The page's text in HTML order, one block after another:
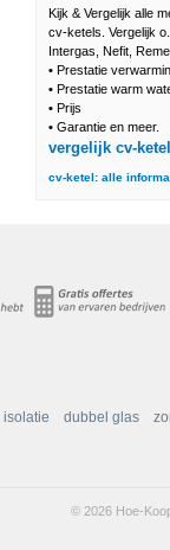
Kijk & Vergelijk alle
cv-ketels. Vergelijk
Intergas, Nefit,
• Prestatie
• Prestatie warm
• Prijs
• Garantie en meer.
vergelijk cv-
cv-ketel: alle
isolatie dubbel glas
© 2026 Hoe-